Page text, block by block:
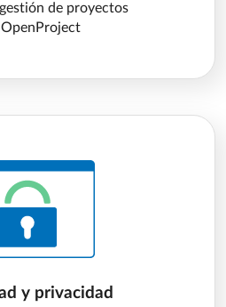
de proyectos
y privacidad